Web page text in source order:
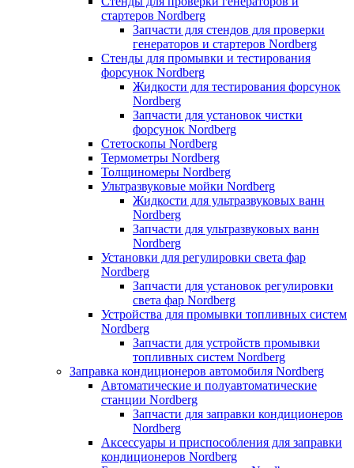
стартеров Nordberg
Запчасти для стендов для проверки
генераторов и стартеров Nordberg
Стенды для промывки и тестирования
форсунок Nordberg
Жидкости для тестирования форсунок
Nordberg
Запчасти для установок чистки
форсунок Nordberg
Стетоскопы Nordberg
Термометры Nordberg
Толщиномеры Nordberg
Ультразвуковые мойки Nordberg
Жидкости для ультразвуковых ванн
Nordberg
Запчасти для ультразвуковых ванн
Nordberg
Установки для регулировки света фар
Nordberg
Запчасти для установок регулировки
света фар Nordberg
Устройства для промывки топливных систем
Nordberg
Запчасти для устройств промывки
топливных систем Nordberg
Заправка кондиционеров автомобиля Nordberg
Автоматические и полуавтоматические
станции Nordberg
Запчасти для заправки кондиционеров
Nordberg
Аксессуары и приспособления для заправки
кондиционеров Nordberg